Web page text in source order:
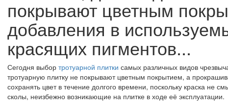
покрывают цветным
добавления в
красящих пигментов...
Сегодня выбор тротуарной плитки самых различных видов
тротуарную плитку не покрывают цветным покрытием, а
сохранять цвет в течение долгого времени, поскольку краска не
сколы, неизбежно возникающие на плитке в ходе её эксплуатации.